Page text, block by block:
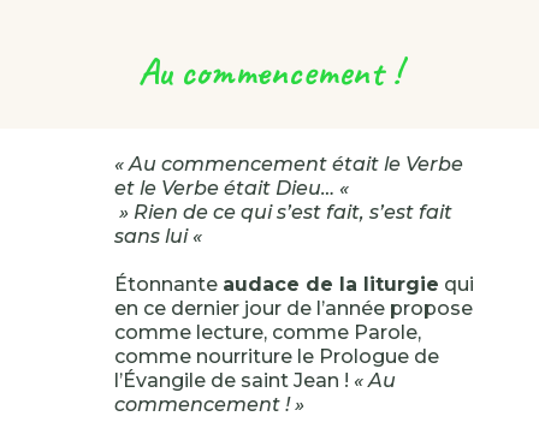
Au commencement !
« Au commencement était le Verbe
et le Verbe était Dieu… «
» Rien de ce qui s’est fait, s’est fait
sans lui «
Étonnante audace de la liturgie qui
en ce dernier jour de l’année propose
comme lecture, comme Parole,
comme nourriture le Prologue de
l’Évangile de saint Jean ! « Au
commencement ! »